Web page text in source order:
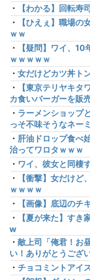
・
【わかる】回転寿
・
【ひえぇ】職場の
ｗｗ
・
【疑問】ワイ、
ｗｗｗｗｗ
・ 女だけどカツ丼ト
・
【東京テリヤキタ
カ食いバーガーを販
・ ラーメンショップ
っそ不味そうなネー
・ 肝油ドロップ食べ
治ってワロタｗｗｗ
・ ワイ、彼女と同棲
・
【衝撃】女だけど
ｗｗｗｗ
・
【画像】底辺のチ
・
【夏が来た】す
w
・ 敵上司「俺君！お
い！ありがとうござ
・ チョコミントアイ